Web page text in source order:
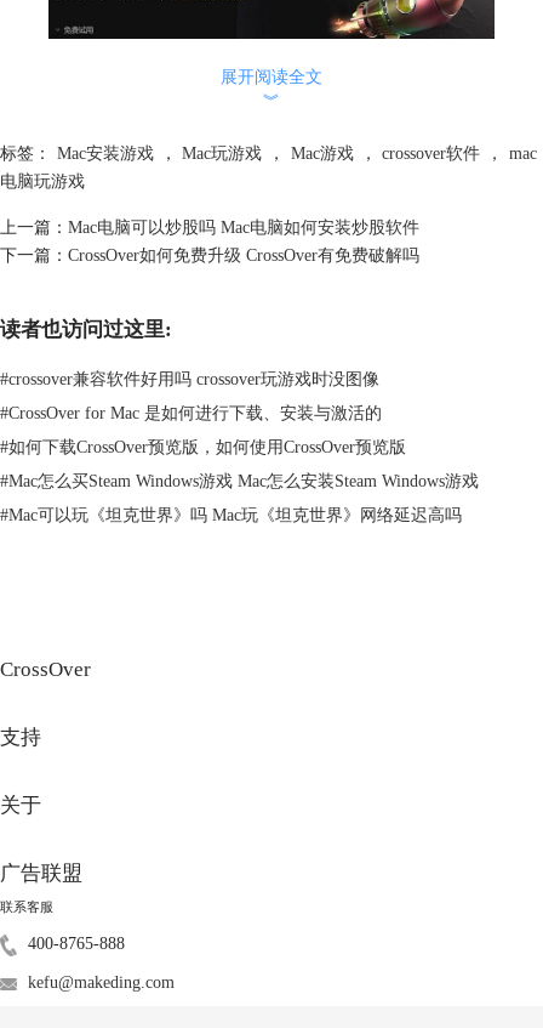
损坏或者其他情况。建议直接使用CrossOver的【搜索】功能下载安装
Steam，以下是详细的安装步骤：
前往CrossOver中文网站，下载最新版安装包。下载完成后，双击安装包
并按照提示完成安装。
图2：CrossOver
2）点击【安装】后，CrossOver将自动配置并下载必要的文件来创建
展开阅读全文
︾
标签： Mac安装游戏 ， Mac玩游戏 ， Mac游戏 ， crossover软件 ，
mac
电脑玩游戏
上一篇： Mac电脑可以炒股吗 Mac电脑如何安装炒股软件
下一篇： CrossOver如何免费升级 CrossOver有免费破解吗
读者也访问过这里:
#crossover兼容软件好用吗 crossover玩游戏时没图像
#CrossOver for Mac 是如何进行下载、安装与激活的
#如何下载CrossOver预览版，如何使用CrossOver预览版
#Mac怎么买Steam Windows游戏 Mac怎么安装Steam Windows游戏
#Mac可以玩《坦克世界》吗 Mac玩《坦克世界》网络延迟高吗
CrossOver
支持
关于
广告联盟
联系客服
400-8765-888
kefu@makeding.com